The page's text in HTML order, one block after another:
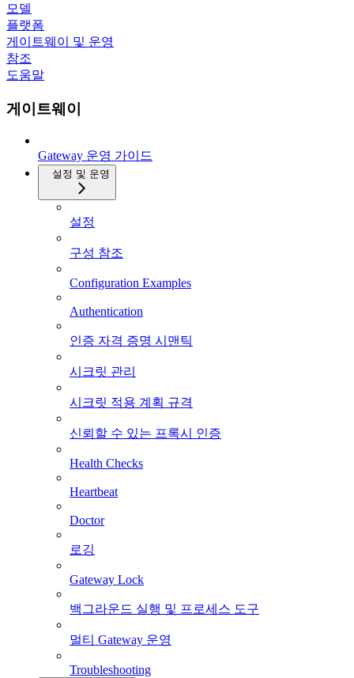
모델
플랫폼
게이트웨이 및 운영
참조
도움말
게이트웨이
Gateway 운영 가이드
설정 및 운영
설정
구성 참조
Configuration Examples
Authentication
인증 자격 증명 시맨틱
시크릿 관리
시크릿 적용 계획 규격
신뢰할 수 있는 프록시 인증
Health Checks
Heartbeat
Doctor
로깅
Gateway Lock
백그라운드 실행 및 프로세스 도구
멀티 Gateway 운영
Troubleshooting